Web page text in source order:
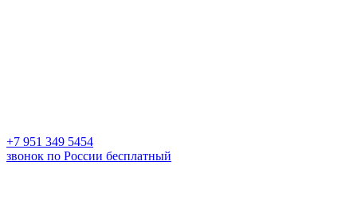
+7 951 349 5454
звонок по России бесплатный